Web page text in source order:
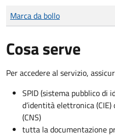
Tipo di pagamento
Importo
Marca da bollo
Cosa serve
Per accedere al servizio,
SPID (sistema pubblico di
d’identità elettronica
(CNS)
tutta la documentazione